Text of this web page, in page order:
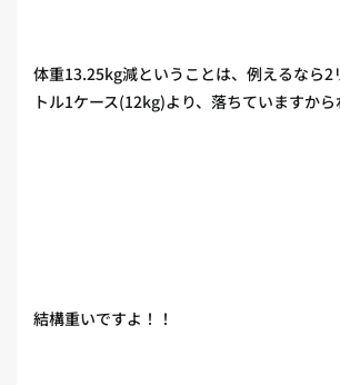
体重13.25kg減ということは、例えるなら2
トル1ケース(12kg)より、落ちていますから
結構重いですよ！！